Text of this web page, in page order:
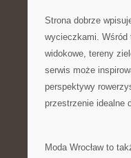
Strona dobrze
wycieczkami. Wśród
widokowe, tereny
serwis może
perspektywy
przestrzenie idealne
Moda Wrocław to